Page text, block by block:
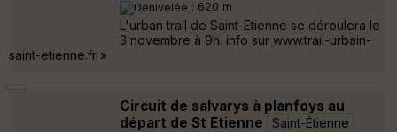
620 m
L'urban trail de Saint-Etienne se déroulera le
3 novembre à 9h. info sur www.trail-urbain-
saint-etienne.fr »
Circuit de salvarys à planfoys au
départ de St Etienne
Saint-Étienne